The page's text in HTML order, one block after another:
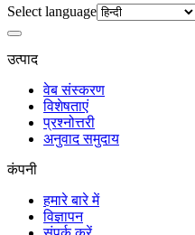
Select language
उत्पाद
वेब संस्करण
विशेषताएं
प्रश्नोत्तरी
अनुवाद समुदाय
कंपनी
हमारे बारे में
विज्ञापन